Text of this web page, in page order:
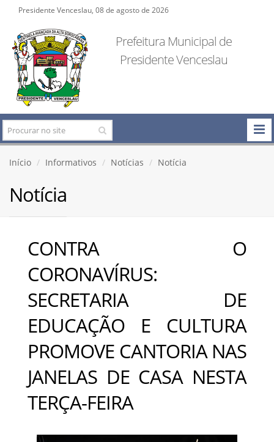
Presidente Venceslau, 08 de agosto de 2026
Prefeitura Municipal de
Presidente Venceslau
Início Informativos Notícias Notícia
Notícia
CONTRA O
CORONAVÍRUS:
SECRETARIA DE
EDUCAÇÃO E CULTURA
PROMOVE CANTORIA NAS
JANELAS DE CASA NESTA
TERÇA-FEIRA